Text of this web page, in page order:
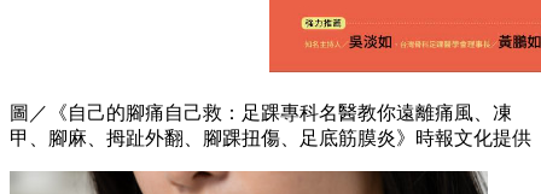
圖／《自己的腳痛自己救：足踝專科名醫教你遠離痛風、凍
甲、腳麻、拇趾外翻、腳踝扭傷、足底筋膜炎》時報文化提供